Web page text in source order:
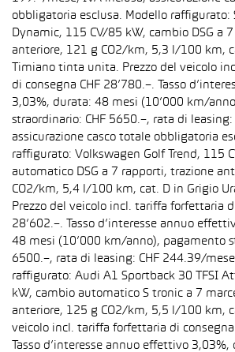
obbligatoria esclusa. Modello raffigurato:
Dynamic, 115 CV/85 kW, cambio DSG a
anteriore, 121 g CO2/km, 5,3 l/100 km,
Timiano tinta unita. Prezzo del veicolo
di consegna CHF 28’780.–. Tasso
3,03%, durata: 48 mesi (10’000 km/
straordinario: CHF 5650.–, rata di
assicurazione casco totale obbligatoria
raffigurato: Volkswagen Golf Trend, 115
automatico DSG a 7 rapporti, trazione
CO2/km, 5,4 l/100 km, cat. D in Grigio
Prezzo del veicolo incl. tariffa forfettaria
28’602.–. Tasso d’interesse annuo
48 mesi (10’000 km/anno), pagamento
6500.–, rata di leasing: CHF 244.39/
raffigurato: Audi A1 Sportback 30 TFSI
kW, cambio automatico S tronic a 7
anteriore, 125 g CO2/km, 5,5 l/100 km,
veicolo incl. tariffa forfettaria di consegna
Tasso d’interesse annuo effettivo